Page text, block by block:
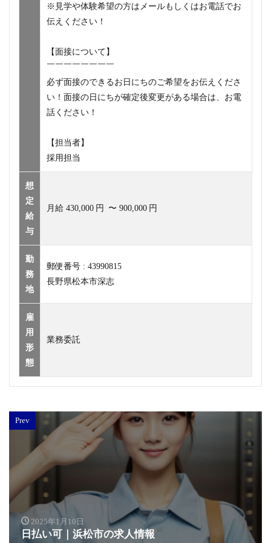
※見学や体験希望の方はメールもしくはお電話でお
伝えください！
【面接について】
￣￣￣￣￣￣￣￣
必ず面接のできるお日にちのご希望をお伝えくださ
い！面接の日にちが確定後変更がある場合は、お電
話ください！
【担当者】
採用担当
想
定
給
与
月給 430,000 円 〜 900,000 円
勤
務
地
郵便番号 : 43990815
長野県松本市深志
雇
用
形
態
業務委託
Prev
2025年1月10日
日払い可｜浜松市の求人情報